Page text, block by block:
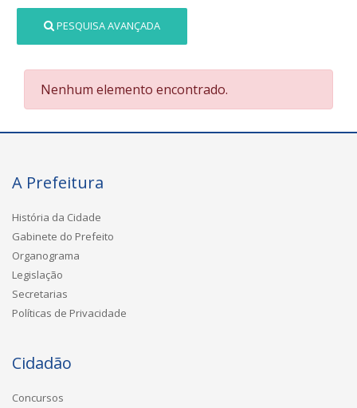
PESQUISA AVANÇADA
Nenhum elemento encontrado.
A Prefeitura
História da Cidade
Gabinete do Prefeito
Organograma
Legislação
Secretarias
Políticas de Privacidade
Cidadão
Concursos